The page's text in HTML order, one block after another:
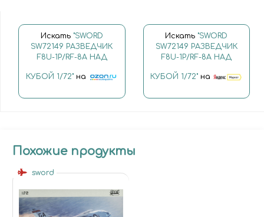
Искать "SWORD
SW72149 РАЗВЕДЧИК
F8U-1P/RF-8A НАД
КУБОЙ 1/72"на
Искать "SWORD
SW72149 РАЗВЕДЧИК
F8U-1P/RF-8A НАД
КУБОЙ 1/72" на
Похожие продукты
sword